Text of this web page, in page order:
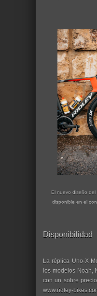
El nuevo diseño del
disponible en el
Disponibilidad
La réplica Uno-X
los modelos Noah,
con un sobre
www.ridley-